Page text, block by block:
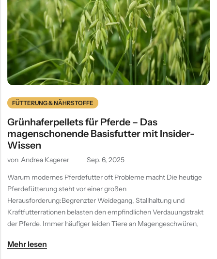
FÜTTERUNG & NÄHRSTOFFE
Grünhaferpellets für Pferde – Das
magenschonende Basisfutter mit Insider-
Wissen
von Andrea Kagerer
Sep. 6, 2025
Warum modernes Pferdefutter oft Probleme macht Die heutige
Pferdefütterung steht vor einer großen
Herausforderung:Begrenzter Weidegang, Stallhaltung und
Kraftfutterrationen belasten den empfindlichen Verdauungstrakt
der Pferde. Immer häufiger leiden Tiere an Magengeschwüren,
Mehr lesen